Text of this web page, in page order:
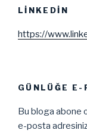
LINKEDIN
https://
GÜNLÜĞE
Bu bloga abone
e-posta